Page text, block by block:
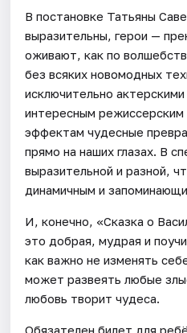
В постановке Татьяны
выразительны, герои —
оживают, как по
без всяких новомодных
исключительно
интересным
эффектам чудесные
прямо на наших глазах. В
выразительной и разной,
динамичным и
И, конечно, «Сказка о
это добрая, мудрая и
как важно не изменять
может развеять любые
любовь творит чудеса.
Обязателен билет для